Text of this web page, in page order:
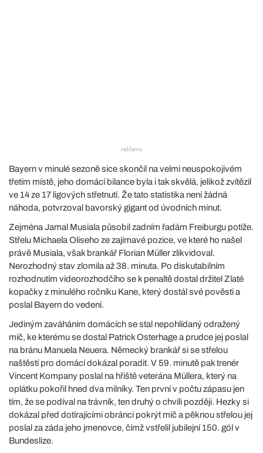
Bayern v minulé sezoně sice skončil na velmi neuspokojivém
třetím místě, jeho domácí bilance byla i tak skvělá, jelikož zvítězil
ve 14 ze 17 ligových střetnutí. Že tato statistika není žádná
náhoda, potvrzoval bavorský gigant od úvodních minut.
Zejména Jamal Musiala působil zadním řadám Freiburgu potíže.
Střelu Michaela Oliseho ze zajímavé pozice, ve které ho našel
právě Musiala, však brankář Florian Müller zlikvidoval.
Nerozhodný stav zlomila až 38. minuta. Po diskutabilním
rozhodnutím videorozhodčího se k penaltě dostal držitel Zlaté
kopačky z minulého ročníku Kane, který dostál své pověsti a
poslal Bayern do vedení.
Jediným zaváháním domácích se stal nepohlídaný odražený
míč, ke kterému se dostal Patrick Osterhage a prudce jej poslal
na bránu Manuela Neuera. Německý brankář si se střelou
naštěstí pro domácí dokázal poradit. V 59. minutě pak trenér
Vincent Kompany poslal na hřiště veterána Müllera, který na
oplátku pokořil hned dva milníky. Ten první v počtu zápasu jen
tím, že se podíval na trávník, ten druhý o chvíli později. Hezky si
dokázal před dotírajícími obránci pokrýt míč a pěknou střelou jej
poslal za záda jeho jmenovce, čímž vstřelil jubilejní 150. gól v
Bundeslize.